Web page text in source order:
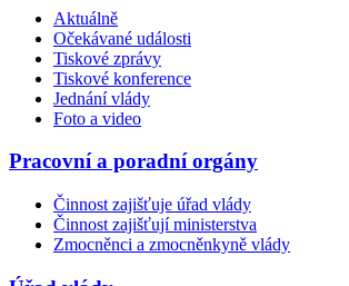
Aktuálně
Očekávané události
Tiskové zprávy
Tiskové konference
Jednání vlády
Foto a video
Pracovní a poradní orgány
Činnost zajišťuje úřad vlády
Činnost zajišťují ministerstva
Zmocněnci a zmocněnkyně vlády